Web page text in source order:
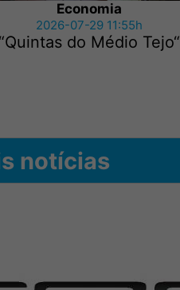
Economia
2026-07-29 11:55h
“Quintas do Médio Tejo“
notícias